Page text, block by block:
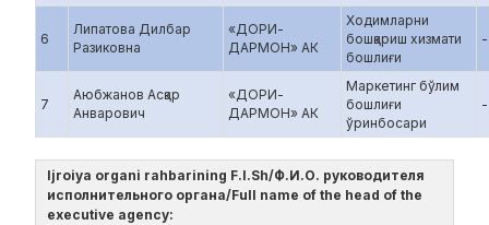
6
Липатова Дилбар
Разиковна
«ДОРИ-
ДАРМОН» АК
Ходимларни
бошқариш хизмати
бошлиғи
-
7
Аюбжанов Асқар
Анварович
«ДОРИ-
ДАРМОН» АК
Маркетинг бўлим
бошлиғи
ўринбосари
-
Ijroiya organi rahbarining F.I.Sh/Ф.И.О. руководителя
исполнительного органа/Full name of the head of the
executive agency: